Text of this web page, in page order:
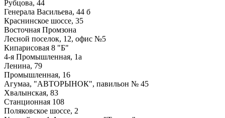
Рубцова, 44
Генерала Васильева, 44 б
Краснинское шоссе, 35
Восточная Промзона
Лесной поселок, 12, офис №5
Кипарисовая 8 "Б"
4-я Промышленная, 1а
Ленина, 79
Промышленная, 16
Агумаа, "АВТОРЫНОК", павильон № 45
Хвалынская, 83
Станционная 108
Поляковское шоссе, 2